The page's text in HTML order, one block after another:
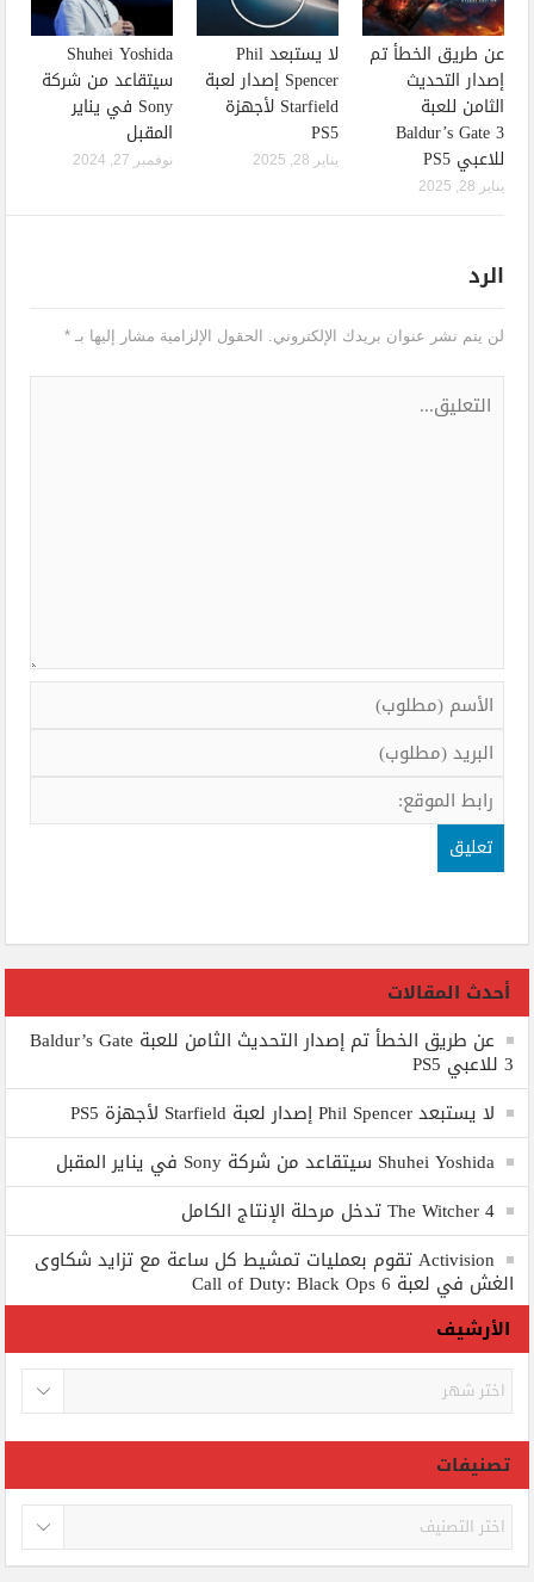
عن طريق الخطأ تم
إصدار التحديث
الثامن للعبة
Baldur’s Gate 3
للاعبي PS5
يناير 28, 2025
لا يستبعد Phil
Spencer إصدار لعبة
Starfield لأجهزة
PS5
يناير 28, 2025
Shuhei Yoshida
سيتقاعد من شركة
Sony في يناير
المقبل
نوفمبر 27, 2024
الرد
لن يتم نشر عنوان بريدك الإلكتروني. الحقول الإلزامية مشار إليها بـ*
أحدث المقالات
عن طريق الخطأ تم إصدار التحديث الثامن للعبة Baldur’s Gate
3 للاعبي PS5
لا يستبعد Phil Spencer إصدار لعبة Starfield لأجهزة PS5
Shuhei Yoshida سيتقاعد من شركة Sony في يناير المقبل
The Witcher 4 تدخل مرحلة الإنتاج الكامل
Activision تقوم بعمليات تمشيط كل ساعة مع تزايد شكاوى
الغش في لعبة Call of Duty: Black Ops 6
الأرشيف
الأرشيف
تصنيفات
تصنيفات